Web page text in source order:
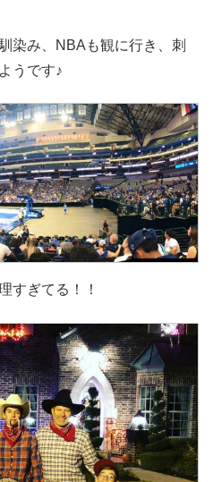
染み、NBAも観に行き、刺
うです♪
すぎてる！！